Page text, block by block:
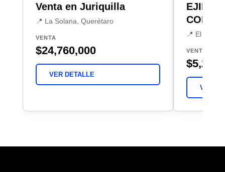
Venta en Juriquilla
📍 La Solana, Querétaro
VENTA
$24,760,000
VER DETALLE
EJIDO
📍 El Jaral,
VENTA
VER